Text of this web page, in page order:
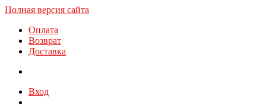
Полная версия сайта
Оплата
Возврат
Доставка
Вход